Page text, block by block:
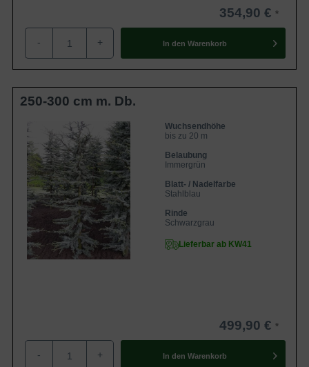
354,90 €
- + In den Warenkorb
250-300 cm m. Db.
Wuchsendhöhe
bis zu 20 m
Belaubung
Immergrün
Blatt- / Nadelfarbe
Stahlblau
Rinde
Schwarzgrau
Lieferbar ab KW41
499,90 €
- + In den Warenkorb